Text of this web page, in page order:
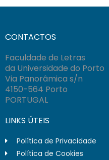
CONTACTOS
Faculdade de Letras
da Universidade do Porto
Via Panorâmica s/n
4150-564 Porto
PORTUGAL
LINKS ÚTEIS
Política de Privacidade
Política de Cookies